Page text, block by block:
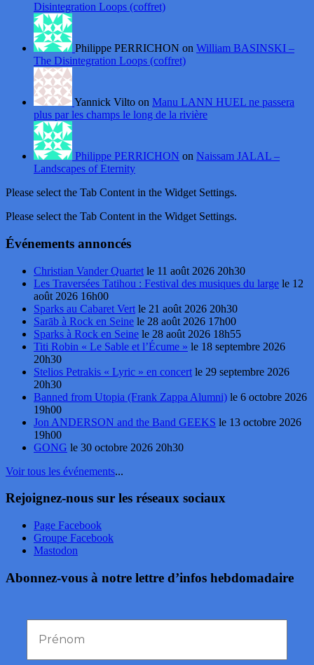
Disintegration Loops (coffret)
Philippe PERRICHON on William BASINSKI –
The Disintegration Loops (coffret)
Yannick Vilto on Manu LANN HUEL ne passera
plus par les champs le long de la rivière
Philippe PERRICHON on Naissam JALAL –
Landscapes of Eternity
Please select the Tab Content in the Widget Settings.
Please select the Tab Content in the Widget Settings.
Événements annoncés
Christian Vander Quartet le 11 août 2026 20h30
Les Traversées Tatihou : Festival des musiques du large le 12
août 2026 16h00
Sparks au Cabaret Vert le 21 août 2026 20h30
Sarāb à Rock en Seine le 28 août 2026 17h00
Sparks à Rock en Seine le 28 août 2026 18h55
Titi Robin « Le Sable et l’Écume » le 18 septembre 2026
20h30
Stelios Petrakis « Lyric » en concert le 29 septembre 2026
20h30
Banned from Utopia (Frank Zappa Alumni) le 6 octobre 2026
19h00
Jon ANDERSON and the Band GEEKS le 13 octobre 2026
19h00
GONG le 30 octobre 2026 20h30
Voir tous les événements...
Rejoignez-nous sur les réseaux sociaux
Page Facebook
Groupe Facebook
Mastodon
Abonnez-vous à notre lettre d’infos hebdomadaire